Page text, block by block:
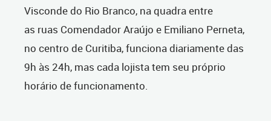
Visconde do Rio Branco, na quadra entre
as ruas Comendador Araújo e Emiliano Perneta,
no centro de Curitiba, funciona diariamente das
9h às 24h, mas cada lojista tem seu próprio
horário de funcionamento.